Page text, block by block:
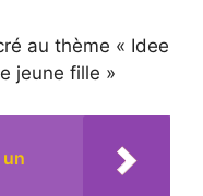
au thème « Idee
jeune fille »